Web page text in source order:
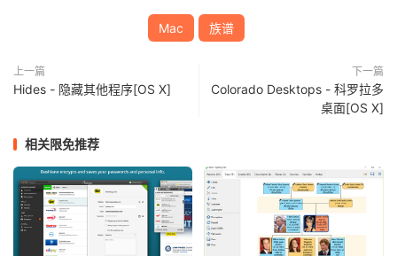
Mac 族谱
上一篇
Hides - 隐藏其他程序[OS X]
下一篇
Colorado Desktops - 科罗拉多
桌面[OS X]
相关限免推荐